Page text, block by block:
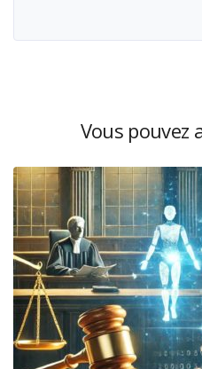
Vous pouvez